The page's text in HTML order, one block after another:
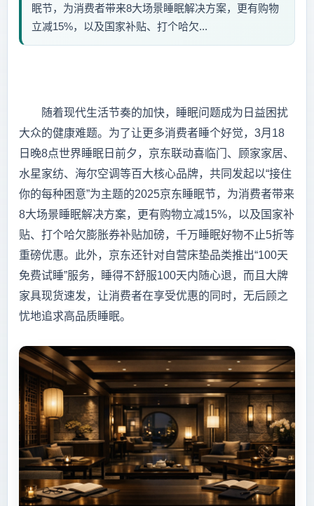
眠节，为消费者带来8大场景睡眠解决方案，更有购物
立减15%，以及国家补贴、打个哈欠...
随着现代生活节奏的加快，睡眠问题成为日益困扰
大众的健康难题。为了让更多消费者睡个好觉，3月18
日晚8点世界睡眠日前夕，京东联动喜临门、顾家家居、
水星家纺、海尔空调等百大核心品牌，共同发起以“接住
你的每种困意”为主题的2025京东睡眠节，为消费者带来
8大场景睡眠解决方案，更有购物立减15%，以及国家补
贴、打个哈欠膨胀券补贴加磅，千万睡眠好物不止5折等
重磅优惠。此外，京东还针对自营床垫品类推出“100天
免费试睡”服务，睡得不舒服100天内随心退，而且大牌
家具现货速发，让消费者在享受优惠的同时，无后顾之
忧地追求高品质睡眠。